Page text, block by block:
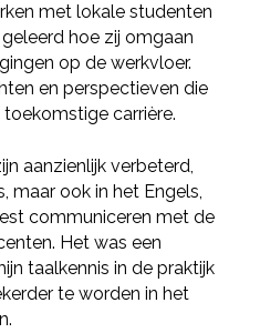
met lokale studenten
hoe zij omgaan
op de werkvloer.
en perspectieven die
carrière.
aanzienlijk verbeterd,
maar ook in het Engels,
communiceren met de
Het was een
taalkennis in de praktijk
te worden in het